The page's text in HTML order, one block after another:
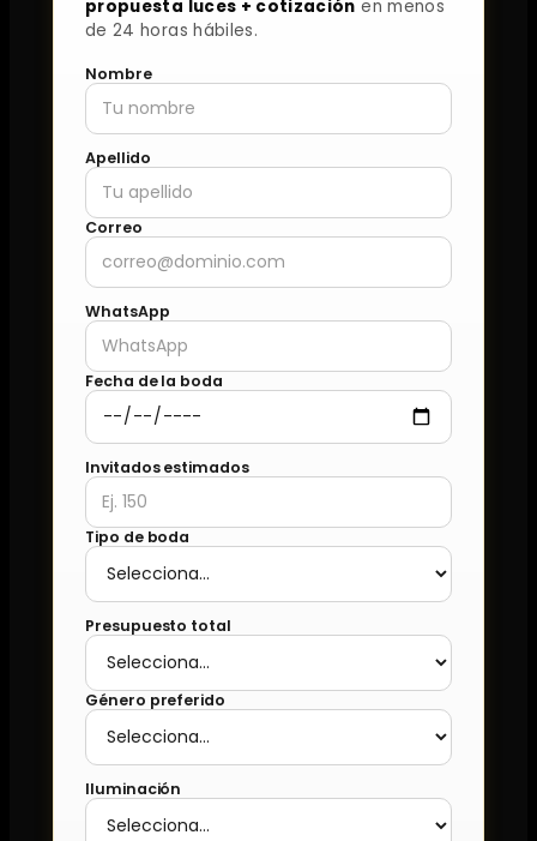
propuesta luces + cotización en menos
de 24 horas hábiles.
Nombre
Apellido
Correo
WhatsApp
Fecha de la boda
Invitados estimados
Tipo de boda
Presupuesto total
Género preferido
Iluminación